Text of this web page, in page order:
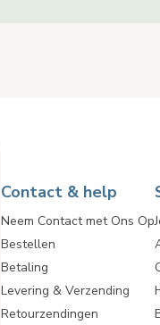
Contact & help
Neem Contact met Ons Op
Bestellen
Betaling
Levering & Verzending
Retourzendingen